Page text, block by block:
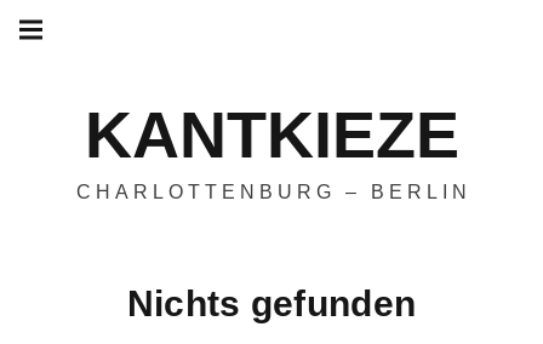
Springe
zum
KANTKIEZE
CHARLOTTENBURG – BERLIN
Nichts gefunden